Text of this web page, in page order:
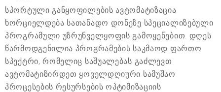
სპორტული განყოფილების ავტომატიზაცია
ხორციელდება სათანადო დონეზე სპეციალიზებული
პროგრამული უზრუნველყოფის გამოყენებით. დღეს
წარმოდგენილია პროგრამების საკმაოდ ფართო
სპექტრი, რომელიც საშუალებას გაძლევთ
ავტომატიზირდეთ ყოველდღიური სამუშაო
პროცესების რესურსების ოპტიმიზაციის